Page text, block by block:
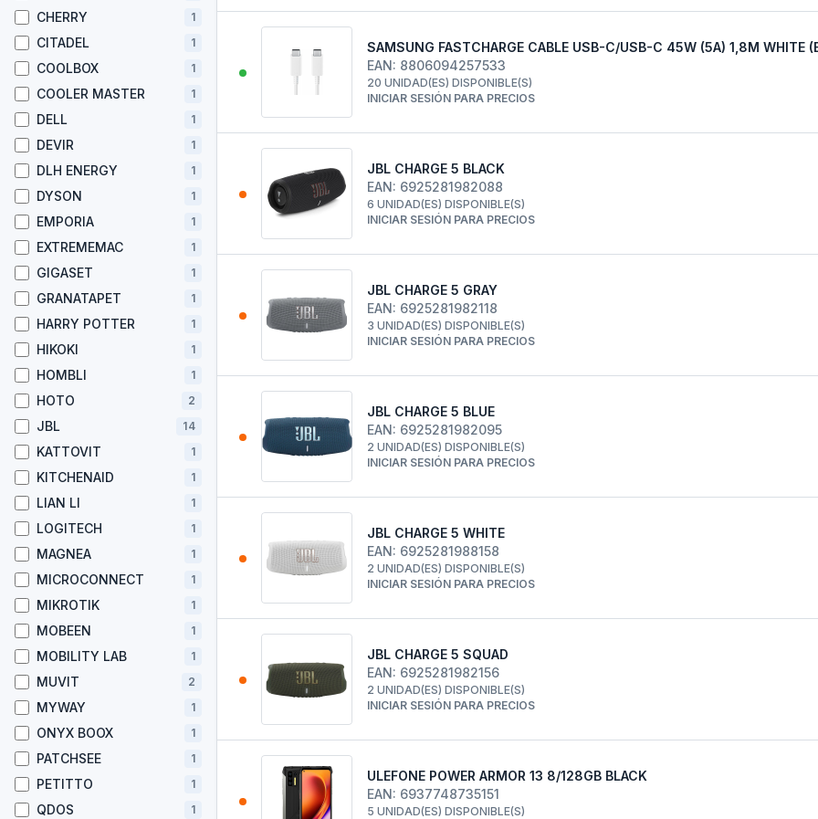
CHERRY 1
CITADEL 1
COOLBOX 1
COOLER MASTER 1
DELL 1
DEVIR 1
DLH ENERGY 1
DYSON 1
EMPORIA 1
EXTREMEMAC 1
GIGASET 1
GRANATAPET 1
HARRY POTTER 1
HIKOKI 1
HOMBLI 1
HOTO 2
JBL 14
KATTOVIT 1
KITCHENAID 1
LIAN LI 1
LOGITECH 1
MAGNEA 1
MICROCONNECT 1
MIKROTIK 1
MOBEEN 1
MOBILITY LAB 1
MUVIT 2
MYWAY 1
ONYX BOOX 1
PATCHSEE 1
PETITTO 1
QDOS 1
SAMSUNG FASTCHARGE CABLE USB-C/USB-C 45W (5A) 1,8M WHITE
EAN: 8806094257533
20 UNIDAD(ES) DISPONIBLE(S)
INICIAR SESIÓN PARA PRECIOS
JBL CHARGE 5 BLACK
EAN: 6925281982088
6 UNIDAD(ES) DISPONIBLE(S)
INICIAR SESIÓN PARA PRECIOS
JBL CHARGE 5 GRAY
EAN: 6925281982118
3 UNIDAD(ES) DISPONIBLE(S)
INICIAR SESIÓN PARA PRECIOS
JBL CHARGE 5 BLUE
EAN: 6925281982095
2 UNIDAD(ES) DISPONIBLE(S)
INICIAR SESIÓN PARA PRECIOS
JBL CHARGE 5 WHITE
EAN: 6925281988158
2 UNIDAD(ES) DISPONIBLE(S)
INICIAR SESIÓN PARA PRECIOS
JBL CHARGE 5 SQUAD
EAN: 6925281982156
2 UNIDAD(ES) DISPONIBLE(S)
INICIAR SESIÓN PARA PRECIOS
ULEFONE POWER ARMOR 13 8/128GB BLACK
EAN: 6937748735151
5 UNIDAD(ES) DISPONIBLE(S)